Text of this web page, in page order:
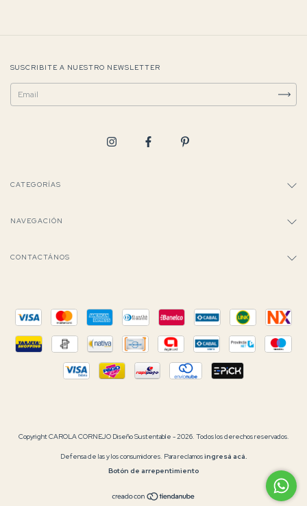
SUSCRIBITE A NUESTRO NEWSLETTER
CATEGORÍAS
NAVEGACIÓN
CONTACTÁNOS
Copyright CAROLA CORNEJO Diseño Sustentable - 2026. Todos los derechos reservados.
Defensa de las y los consumidores. Para reclamosingresá acá.
Botón de arrepentimiento